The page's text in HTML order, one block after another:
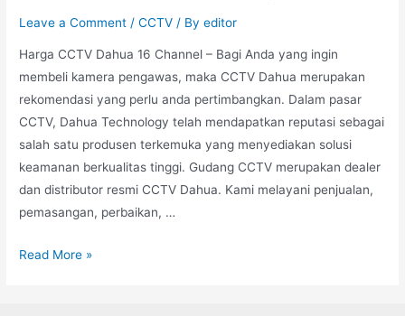
Leave a Comment /CCTV / Byeditor
Harga CCTV Dahua 16 Channel – Bagi Anda yang ingin
membeli kamera pengawas, maka CCTV Dahua merupakan
rekomendasi yang perlu anda pertimbangkan. Dalam pasar
CCTV, Dahua Technology telah mendapatkan reputasi sebagai
salah satu produsen terkemuka yang menyediakan solusi
keamanan berkualitas tinggi. Gudang CCTV merupakan dealer
dan distributor resmi CCTV Dahua. Kami melayani penjualan,
pemasangan, perbaikan, …
Read More »